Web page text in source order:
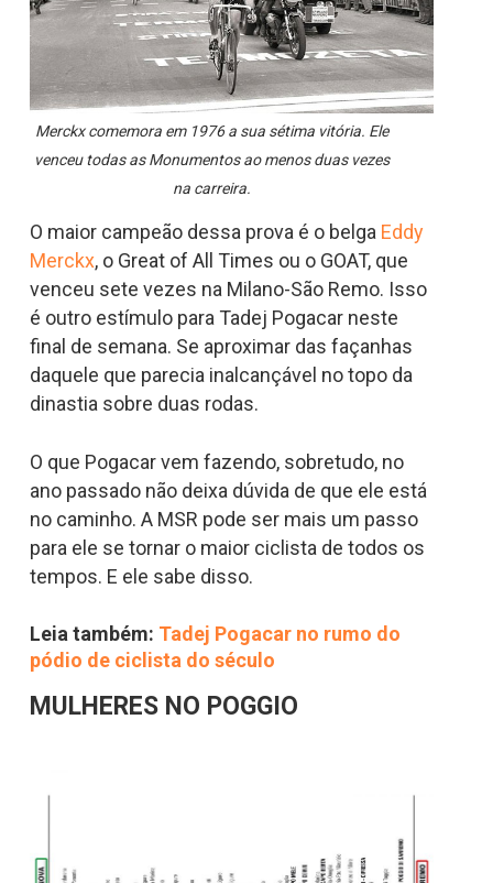
Merckx comemora em 1976 a sua sétima vitória. Ele
venceu todas as Monumentos ao menos duas vezes
na carreira.
O maior campeão dessa prova é o belga Eddy
Merckx, o Great of All Times ou o GOAT, que
venceu sete vezes na Milano-São Remo. Isso
é outro estímulo para Tadej Pogacar neste
final de semana. Se aproximar das façanhas
daquele que parecia inalcançável no topo da
dinastia sobre duas rodas.
O que Pogacar vem fazendo, sobretudo, no
ano passado não deixa dúvida de que ele está
no caminho. A MSR pode ser mais um passo
para ele se tornar o maior ciclista de todos os
tempos. E ele sabe disso.
Leia também: Tadej Pogacar no rumo do
pódio de ciclista do século
MULHERES NO POGGIO